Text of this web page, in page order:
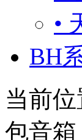
•
BH
当前位
包音箱